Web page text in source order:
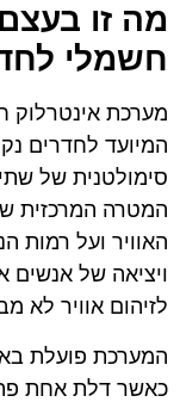
מה זו
חשמלי
מערכת אינטרלוק
המיועד לחדרים
סימולטנית של
המטרה המרכזית
האוויר ועל רמות
ויציאה של אנשים
לזיהום אוויר לא
המערכת פועלת
כאשר דלת אחת